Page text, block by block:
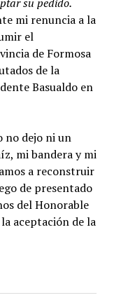
mi renuncia a la
el
de Formosa
de la
Basualdo en
no dejo ni un
mi bandera y mi
a reconstruir
de presentado
del Honorable
aceptación de la